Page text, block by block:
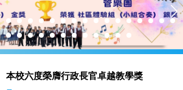
本校六度榮膺行政長官卓越教學獎